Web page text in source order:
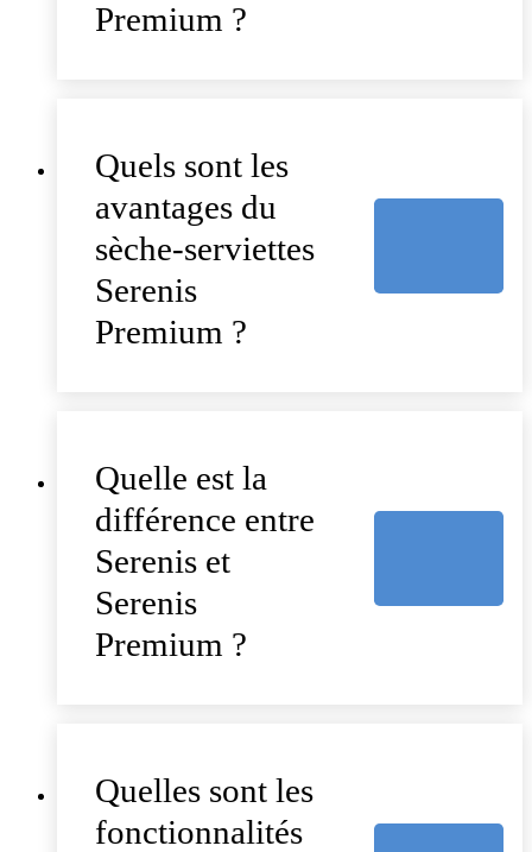
Premium ?
Quels sont les
avantages du
sèche-serviettes
Serenis
Premium ?
Quelle est la
différence entre
Serenis et
Serenis
Premium ?
Quelles sont les
fonctionnalités